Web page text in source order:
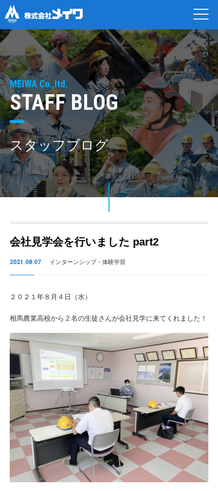
MEIWA Co.,ltd.
STAFF BLOG
スタッフブログ
会社見学会を行いました part2
2021.08.07 インターンシップ・体験学習
２０２１年８月４日（水）
相馬農業高校から２名の生徒さんが会社見学に来てくれました！